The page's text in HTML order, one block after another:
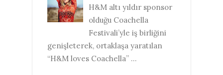
H&M altı yıldır sponsor
olduğu Coachella
Festivali’yle iş birliğini
genişleterek, ortaklaşa yaratılan
“H&M loves Coachella” ...